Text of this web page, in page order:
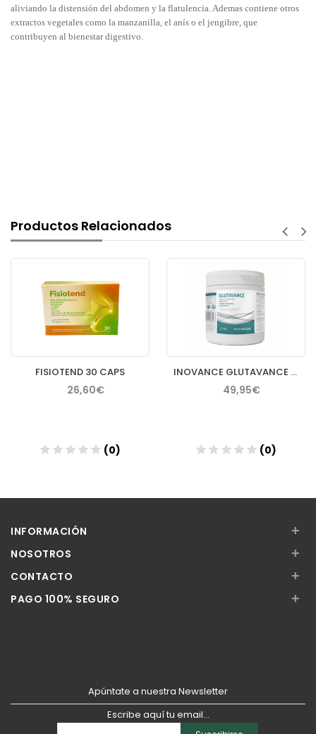
aliviando la distensión del abdomen y la flatulencia. Ademas contiene otros
extractos vegetales como la manzanilla, el anís o el jengibre, que
contribuyen al bienestar digestivo.
Productos Relacionados
FISIOTEND 30 CAPS
26,60€
(0)
INOVANCE GLUTAVANCE 400GR
49,95€
(0)
INFORMACIÓN +
NOSOTROS +
CONTACTO +
PAGO 100% SEGURO +
Apúntate a nuestra Newsletter
Escribe aquí tu email...